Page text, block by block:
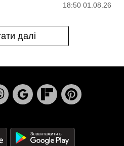
18:50 01.08.26
далі